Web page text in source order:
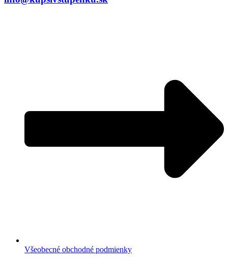
Všeobecné obchodné podmienky